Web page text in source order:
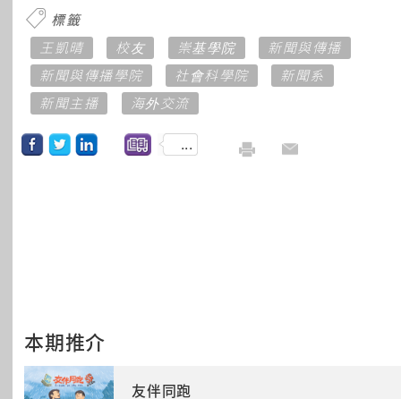
標籤
王凱晴
校友 崇基學院
新聞與傳播
新聞與傳播學院
社會科學院
新聞系
新聞主播
海外交流
...
本期推介
友伴同跑